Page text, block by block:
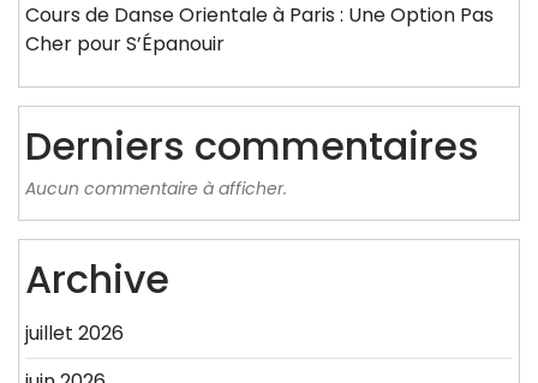
Cours de Danse Orientale à Paris : Une Option Pas
Cher pour S’Épanouir
Derniers commentaires
Aucun commentaire à afficher.
Archive
juillet 2026